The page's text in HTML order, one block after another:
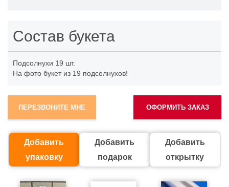
Состав букета
Подсолнухи 19 шт.
На фото букет из 19 подсолнухов!
ОФОРМИТЬ ЗАКАЗ
ПЕРЕЗВОНИТЕ МНЕ
Добавить
упаковку
Добавить
подарок
Добавить
открытку